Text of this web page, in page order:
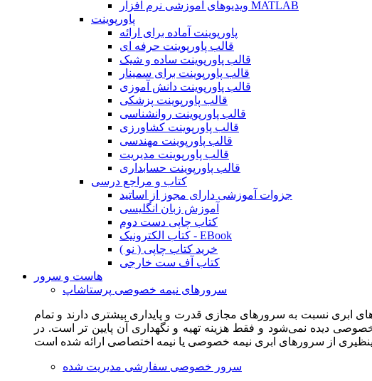
ویدیوهای آموزشی نرم افزار MATLAB
پاورپوینت
پاورپوینت آماده برای ارائه
قالب پاورپوینت حرفه ای
قالب پاورپوینت ساده و شیک
قالب پاورپوینت برای سمینار
قالب پاورپوینت دانش آموزی
قالب پاورپوینت پزشکی
قالب پاورپوینت روانشناسی
قالب پاورپوینت کشاورزی
قالب پاورپوینت مهندسی
قالب پاورپوینت مدیریت
قالب پاورپوینت حسابداری
کتاب و مراجع درسی
جزوات آموزشی دارای مجوز از اساتید
آموزش زبان انگلیسی
کتاب چاپی دست دوم
کتاب الکترونیک - EBook
خرید کتاب چاپی ( نو )
کتاب آف ست خارجی
هاست و سرور
سرورهای نیمه خصوصی پرستاشاپ
ابری نسبت به سرورهای مجازی قدرت و پایداری بیشتری دارند و تمام
دیده نمی‌شود و فقط هزینه تهیه و نگهداری آن پایین تر است. در
سرور خصوصی سفارشی مدیریت شده